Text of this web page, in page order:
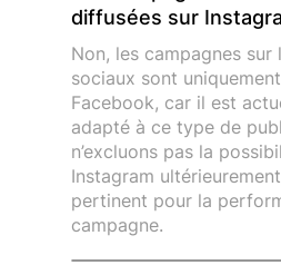
diffusées sur
Non, les campagnes sur
sociaux sont
Facebook, car il est
adapté à ce type de
n’excluons pas la
Instagram
pertinent pour la
campagne.